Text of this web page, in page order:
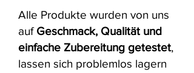
Alle Produkte wurden von uns
aufGeschmack, Qualität und
einfache Zubereitung getestet,
lassen sich problemlos lagern